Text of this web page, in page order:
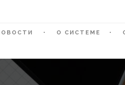
О СИСТЕМЕ